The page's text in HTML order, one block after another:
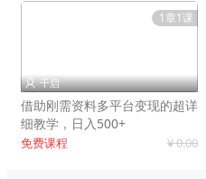
1章1课
 千启
借助刚需资料多平台变现的超详
细教学，日入500+
免费课程 ¥ 0.00